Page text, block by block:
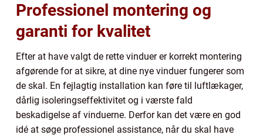
Professionel montering og
garanti for kvalitet
Efter at have valgt de rette vinduer er korrekt montering
afgørende for at sikre, at dine nye vinduer fungerer som
de skal. En fejlagtig installation kan føre til luftlækager,
dårlig isoleringseffektivitet og i værste fald
beskadigelse af vinduerne. Derfor kan det være en god
idé at søge professionel assistance, når du skal have